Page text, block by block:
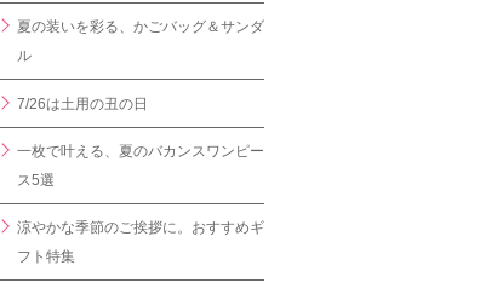
夏の装いを彩る、かごバッグ＆サンダ
ル
7/26は土用の丑の日
一枚で叶える、夏のバカンスワンピー
ス5選
涼やかな季節のご挨拶に。おすすめギ
フト特集